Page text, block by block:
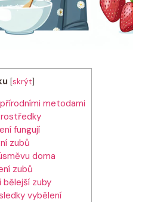
[skrýt]
metodami
fungují
zubů
doma
zubů
zuby
vybělení